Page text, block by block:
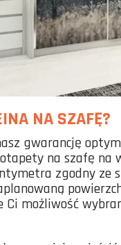
NA SZAFĘ?
gwarancję
na szafę na
zgodny ze
Ci możliwość